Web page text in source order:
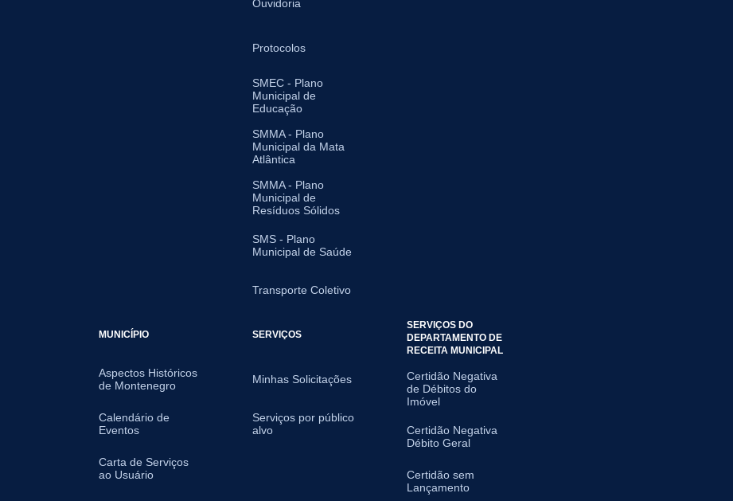
Ouvidoria
Protocolos
SMEC - Plano
Municipal de
Educação
SMMA - Plano
Municipal da Mata
Atlântica
SMMA - Plano
Municipal de
Resíduos Sólidos
SMS - Plano
Municipal de Saúde
Transporte Coletivo
MUNICÍPIO
Aspectos Históricos
de Montenegro
Calendário de
Eventos
Carta de Serviços
ao Usuário
SERVIÇOS
Minhas Solicitações
Serviços por público
alvo
SERVIÇOS DO
DEPARTAMENTO DE
RECEITA MUNICIPAL
Certidão Negativa
de Débitos do
Imóvel
Certidão Negativa
Débito Geral
Certidão sem
Lançamento